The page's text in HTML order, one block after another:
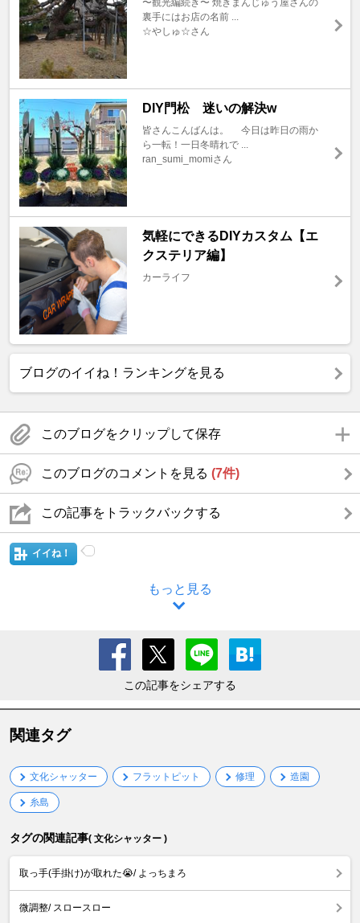
〜観光編続き〜 焼きまんじゅう屋さんの
裏手にはお店の名前 ...
☆やしゅ☆さん
DIY門松 迷いの解決w
皆さんこんばんは。 今日は昨日の雨か
ら一転！一日冬晴れで ...
ran_sumi_momiさん
気軽にできるDIYカスタム【エ
クステリア編】
カーライフ
ブログのイイね！ランキングを見る
このブログをクリップして保存
このブログのコメントを見る (7件)
この記事をトラックバックする
イイね！
もっと見る
この記事をシェアする
関連タグ
文化シャッター フラットピット 修理 造園
糸島
タグの関連記事( 文化シャッター )
取っ手(手掛け)が取れた😭/ よっちまろ
微調整/ スロースロー